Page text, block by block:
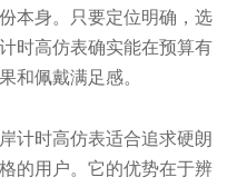
本身。只要定位明确，选
时高仿表确实能在预算有
和佩戴满足感。
计时高仿表适合追求硬朗
的用户。它的优势在于辨